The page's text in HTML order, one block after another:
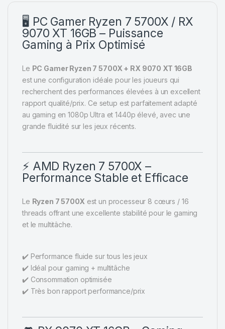
🖥️ PC Gamer Ryzen 7 5700X / RX
9070 XT 16GB – Puissance
Gaming à Prix Optimisé
Le PC Gamer Ryzen 7 5700X + RX 9070 XT 16GB
est une configuration idéale pour les joueurs qui
recherchent des performances élevées à un excellent
rapport qualité/prix. Ce setup est parfaitement adapté
au gaming en 1080p Ultra et 1440p élevé, avec une
grande fluidité sur les jeux récents.
⚡ AMD Ryzen 7 5700X –
Performance Stable et Efficace
Le Ryzen 7 5700X est un processeur 8 cœurs / 16
threads offrant une excellente stabilité pour le gaming
et le multitâche.
✔️ Performance fluide sur tous les jeux
✔️ Idéal pour gaming + multitâche
✔️ Consommation optimisée
✔️ Très bon rapport performance/prix